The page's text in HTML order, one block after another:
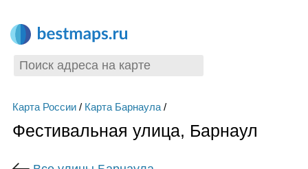
Карта России/ Карта Барнаула/
Фестивальная улица, Барнаул